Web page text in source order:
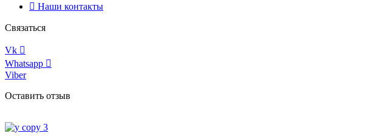
Наши контакты
Связаться
Vk
Whatsapp
Viber
Оставить отзыв